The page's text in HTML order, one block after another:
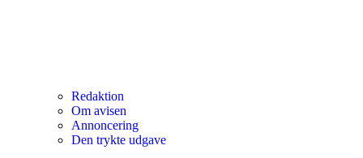
Redaktion
Om avisen
Annoncering
Den trykte udgave